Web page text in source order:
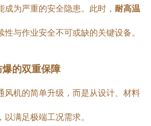
为严重的安全隐患。此时， 耐高温
与作业安全不可或缺的关键设备。
的双重保障
风机的简单升级，而是从设计、材料
满足极端工况需求。